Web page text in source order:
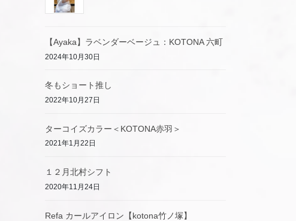
【Ayaka】ラベンダーベージュ：KOTONA 六町
2024年10月30日
冬もショート推し
2022年10月27日
ターコイズカラー＜KOTONA赤羽＞
2021年1月22日
１２月北村シフト
2020年11月24日
Refa カールアイロン【kotona竹ノ塚】